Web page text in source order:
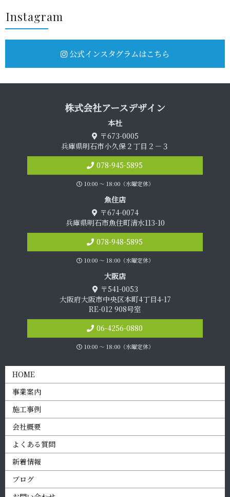
Insta g r a m
公式インスタグラムはこちら
株式会社アース デ ザ イ ン
本 社
〒673-0005
兵庫県明石市小久保２丁目２－３
078-945-5895
10:00 〜 18:00（水曜定休）
魚 住 店
〒674-0074
兵庫県明石市魚住町清水113-10
078-948-5895
10:00 〜 18:00（水曜定休）
大 阪 店
〒541-0053
大阪府大阪市中央区本町4丁目4-17
RE-012 908号室
06-4256-0880
10:00 〜 18:00（水曜定休）
HOME
事業案内
施工事例
会社概要
よくある質問
新着情報
ブログ